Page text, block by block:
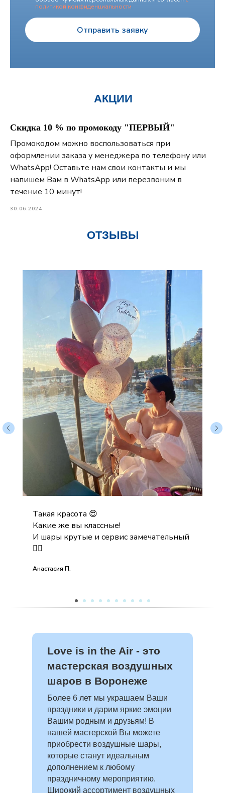
политикой конфиденциальности
Отправить заявку
АКЦИИ
Скидка 10 % по промокоду "ПЕРВЫЙ"
Промокодом можно воспользоваться при
оформлении заказа у менеджера по телефону или
WhatsApp! Оставьте нам свои контакты и мы
напишем Вам в WhatsApp или перезвоним в
течение 10 минут!
30.06.2024
ОТЗЫВЫ
Такая красота 😍
Какие же вы классные!
И шары крутые и сервис замечательный
👍🏻
Анастасия П.
Love is in the Air - это
мастерская воздушных
шаров в Воронеже
Более 6 лет мы украшаем Ваши
праздники и дарим яркие эмоции
Вашим родным и друзьям! В
нашей мастерской Вы можете
приобрести воздушные шары,
которые станут идеальным
дополнением к любому
праздничному мероприятию.
Широкий ассортимент воздушных